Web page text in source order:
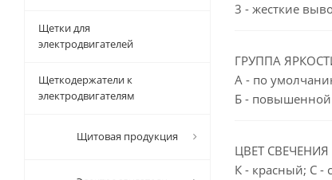
3 - жесткие
ГРУППА
А - по
Б - повышенной
ЦВЕТ
К - красный; С -
Щетки для
электродвигателей
Щеткодержатели к
электродвигателям
Щитовая продукция